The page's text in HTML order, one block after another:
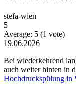
stefa-wien
5
Average: 5 (1 vote)
19.06.2026
Bei wiederkehrend
auch weiter hinten in
Hochdruckspülung in